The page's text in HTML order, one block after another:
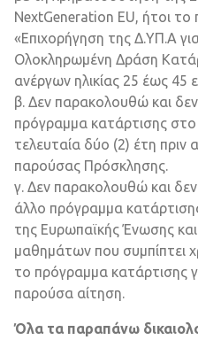
NextGeneration EU, ήτοι
«Επιχορήγηση της Δ.ΥΠ.Α
Ολοκληρωμένη Δράση
ανέργων ηλικίας 25 έως 45
β. Δεν παρακολουθώ και
πρόγραμμα κατάρτισης στο
τελευταία δύο (2) έτη πριν
παρούσας Πρόσκλησης.
γ. Δεν παρακολουθώ και
άλλο πρόγραμμα
της Ευρωπαϊκής Ένωσης
μαθημάτων που συμπίπτει
το πρόγραμμα κατάρτισης
παρούσα αίτηση.
Όλα τα παραπάνω